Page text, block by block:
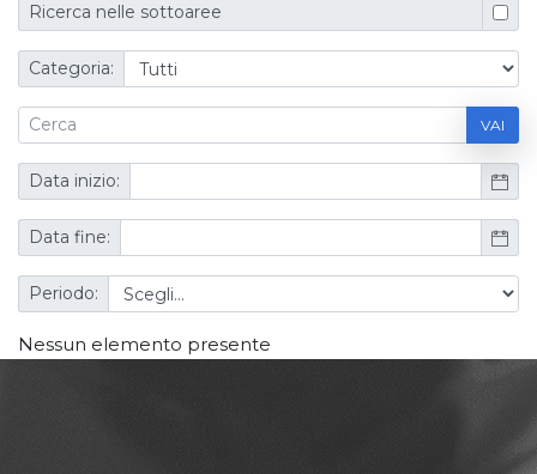
Ricerca nelle sottoaree
Categoria:
VAI
Data inizio:
Data fine:
Periodo:
Nessun elemento presente